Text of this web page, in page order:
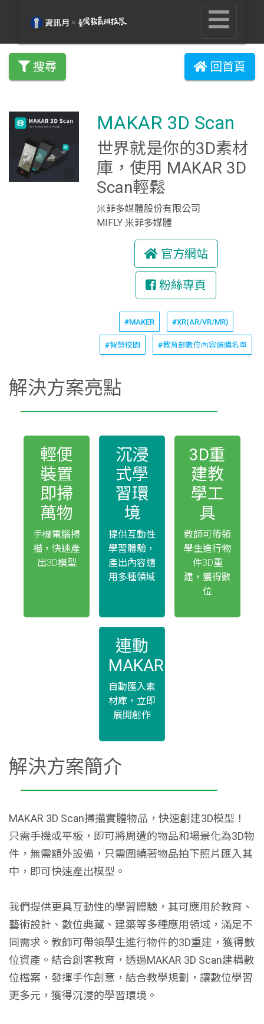
搜尋 回首頁
MAKAR 3D Scan
世界就是你的3D素材
庫，使用 MAKAR 3D
Scan輕鬆
米菲多媒體股份有限公司
MIFLY 米菲多媒體
官方網站
粉絲專頁
#MAKER #XR(AR/VR/MR)
#智慧校園 #教育部數位內容選購名單
解決方案亮點
輕便
裝置
即掃
萬物
手機電腦掃
描，快速產
出3D模型
沉浸
式學
習環
境
提供互動性
學習體驗，
產出內容適
用多種領域
3D重
建教
學工
具
教師可帶領
學生進行物
件3D重
建，獲得數
位
連動
MAKAR
自動匯入素
材庫，立即
展開創作
解決方案簡介
MAKAR 3D Scan掃描實體物品，快速創建3D模型！
只需手機或平板，即可將周遭的物品和場景化為3D物
件，無需額外設備，只需圍繞著物品拍下照片匯入其
中，即可快速產出模型。
我們提供更具互動性的學習體驗，其可應用於教育、
藝術設計、數位典藏、建築等多種應用領域，滿足不
同需求。教師可帶領學生進行物件的3D重建，獲得數
位資產。結合創客教育，透過MAKAR 3D Scan建構數
位檔案，發揮手作創意，結合教學規劃，讓數位學習
更多元，獲得沉浸的學習環境。